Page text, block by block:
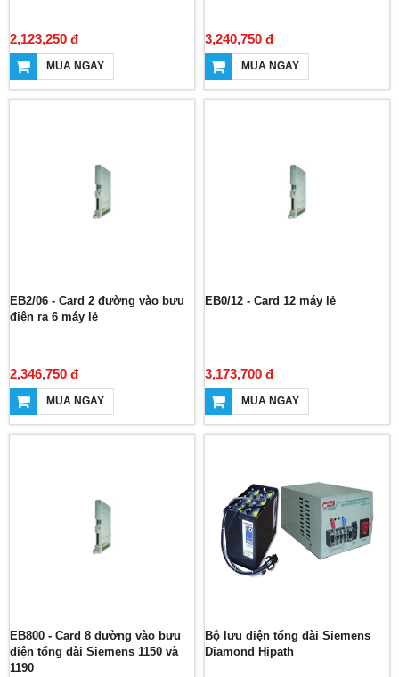
2,123,250 đ
MUA NGAY
3,240,750 đ
MUA NGAY
EB2/06 - Card 2 đường vào bưu
điện ra 6 máy lẻ
2,346,750 đ
MUA NGAY
EB0/12 - Card 12 máy lẻ
3,173,700 đ
MUA NGAY
EB800 - Card 8 đường vào bưu
điện tổng đài Siemens 1150 và
1190
Bộ lưu điện tổng đài Siemens
Diamond Hipath